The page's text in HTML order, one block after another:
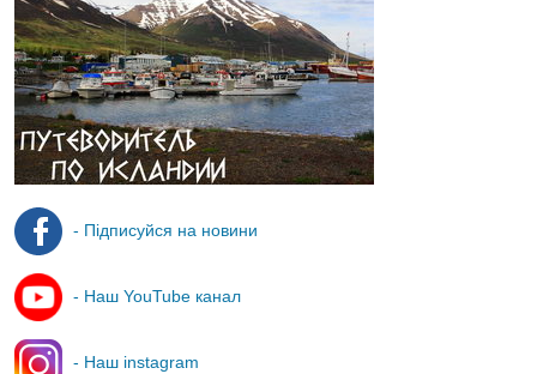
- Підписуйся на новини
- Наш YouTube канал
- Наш instagram